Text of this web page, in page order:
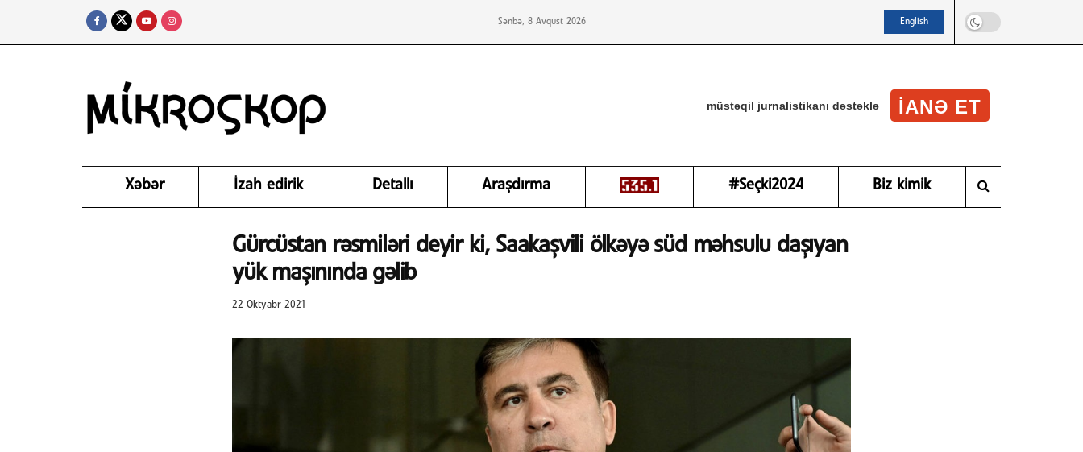
Şənbə, 8 Avqust 2026 English
müstəqil jurnalistikanı dəstəklə IANƏ ET
Xəbər İzah edirik Detallı Araşdırma #Seçki2024 Biz kimik
Gürcüstan rəsmiləri deyir ki, Saakaşvili ölkəyə süd məhsulu daşıyan
yük maşınında gəlib
22 Oktyabr 2021